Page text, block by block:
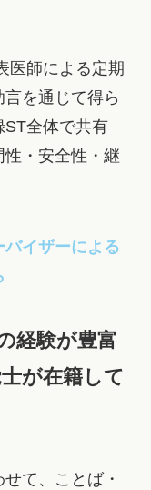
医師による定期
を通じて得ら
ST全体で共有
性・安全性・継
イザーによる
経験が豊富
が在籍して
て、ことば・